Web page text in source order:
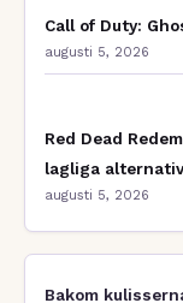
Call of Duty:
augusti 5, 2026
Red Dead
lagliga alternativ
augusti 5, 2026
Bakom